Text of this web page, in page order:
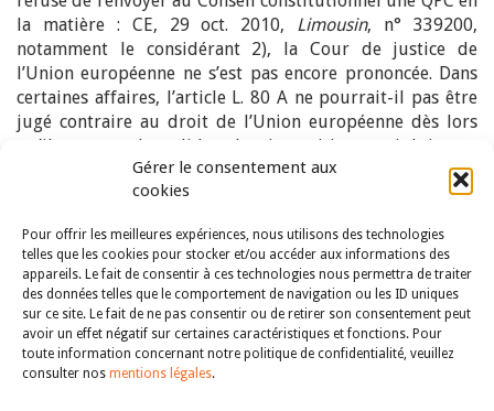
Gérer le consentement aux
cookies
Pour offrir les meilleures expériences, nous utilisons des technologies
telles que les cookies pour stocker et/ou accéder aux informations des
appareils. Le fait de consentir à ces technologies nous permettra de traiter
des données telles que le comportement de navigation ou les ID uniques
sur ce site. Le fait de ne pas consentir ou de retirer son consentement peut
avoir un effet négatif sur certaines caractéristiques et fonctions. Pour
toute information concernant notre politique de confidentialité, veuillez
consulter nos mentions légales.
la matière : CE, 29 oct. 2010, Limousin, n° 339200,
notamment le considérant 2), la Cour de justice de
l’Union européenne ne s’est pas encore prononcée. Dans
certaines affaires, l’article L. 80 A ne pourrait-il pas être
jugé contraire au droit de l’Union européenne dès lors
qu’il permet de valider des impositions qui lui sont
pourtant contraires (cfspécialement l’ingénieux
considérant se trouvant dans CAA Paris, 25 mars 2010,
pas dès lors que le principe européen de confiance
légitime pourrait permettre de sauver le texte français
(en ce sens : Albane Geslin, « Le droit communautaire est-
il transparent face à la doctrine administrative fiscale ? »,
Bulletin fiscal, 2003, n°8-9, p.605 ; Jérôme Turot, « Le roi
et le moulin. Brèves observations sur l’avisMonzani»,